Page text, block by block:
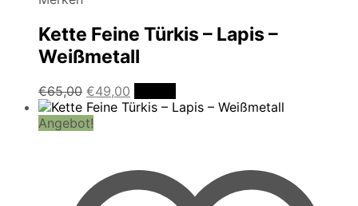
Kette Feine Türkis – Lapis –
Weißmetall
€65,00 Ursprünglicher
Preis
war:
€49,00
Preis
Angebot!